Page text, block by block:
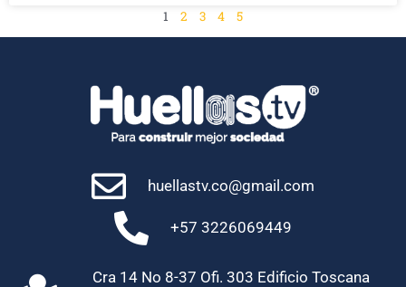
1 2 3 4 5
huellastv.co@gmail.com
+57 3226069449
Cra 14 No 8-37 Ofi. 303 Edificio Toscana